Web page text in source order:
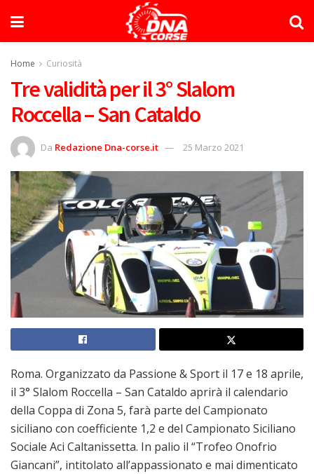
Home Curiosità
Tre validità per il 3° Slalom
Roccella – San Cataldo
Da Redazione Dna-corse.it 25 Marzo 2021
Roma. Organizzato da Passione & Sport il 17 e 18 aprile,
il 3° Slalom Roccella – San Cataldo aprirà il calendario
della Coppa di Zona 5, farà parte del Campionato
siciliano con coefficiente 1,2 e del Campionato Siciliano
Sociale Aci Caltanissetta. In palio il “Trofeo Onofrio
Giancani”, intitolato all’appassionato e mai dimenticato